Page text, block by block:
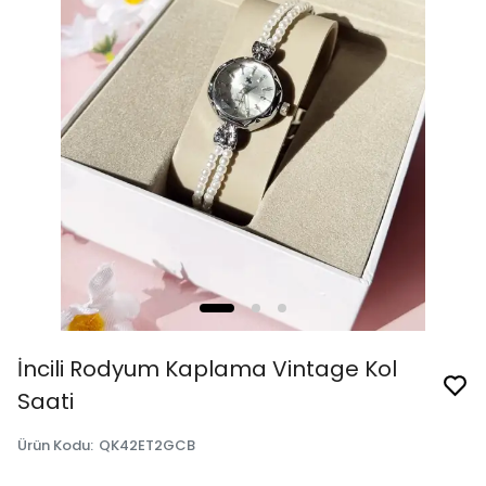
İncili Rodyum Kaplama Vintage Kol
Saati
Ürün Kodu: QK42ET2GCB